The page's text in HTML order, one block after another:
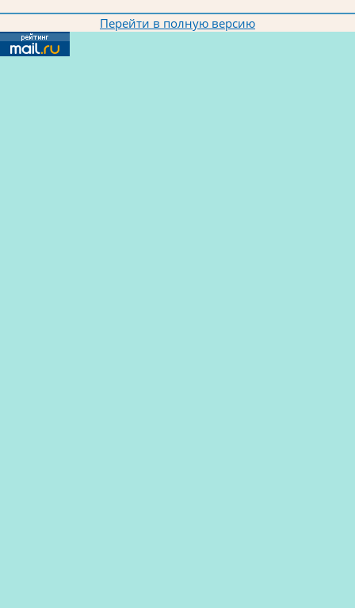
Перейти в полную версию